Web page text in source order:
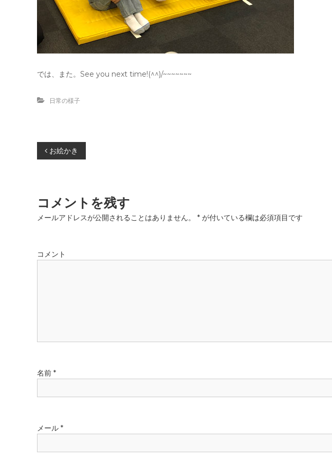
では、また。See you next time!(^^)/~~~~~~~
日常の様子
投
ナ
ビ
ン
お絵かき
コメントを残す
メールアドレスが公開されることはありません。 * が付いている欄は必須項目です
コメント
名前 *
メール *